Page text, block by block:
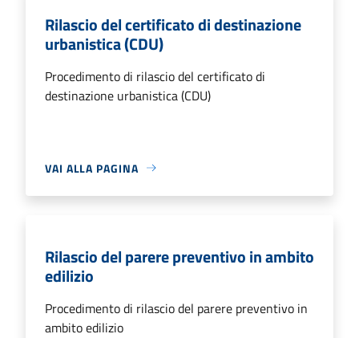
Rilascio del certificato di destinazione
urbanistica (CDU)
Procedimento di rilascio del certificato di
destinazione urbanistica (CDU)
VAI ALLA PAGINA
Rilascio del parere preventivo in ambito
edilizio
Procedimento di rilascio del parere preventivo in
ambito edilizio